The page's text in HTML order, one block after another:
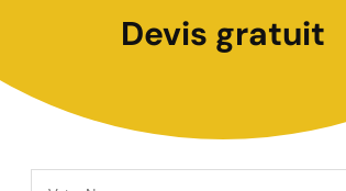
Devis gratuit